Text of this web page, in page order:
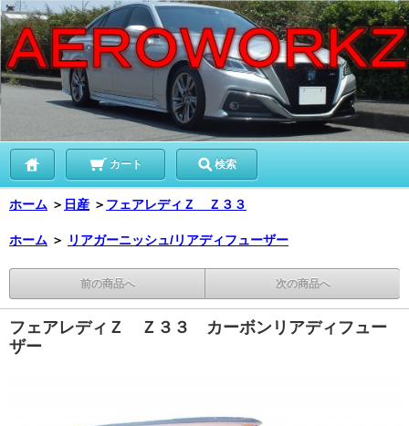
カート 検索
ホーム ＞ 日産 ＞ フェアレディＺ Ｚ３３
ホーム ＞ リアガーニッシュ/リアディフューザー
前の商品へ 次の商品へ
フェアレディＺ Ｚ３３ カーボンリアディフュー
ザー